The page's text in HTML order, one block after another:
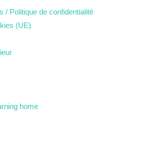
/ Politique de confidentialité
(UE)
home